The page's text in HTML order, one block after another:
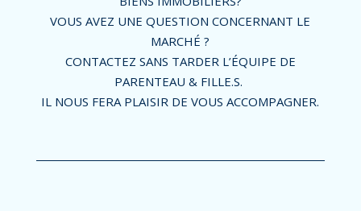
VOUS AVEZ UNE QUESTION CONCERNANT LE
MARCHÉ ?
CONTACTEZ SANS TARDER L’ÉQUIPE DE
PARENTEAU & FILLE.S.
IL NOUS FERA PLAISIR DE VOUS ACCOMPAGNER.